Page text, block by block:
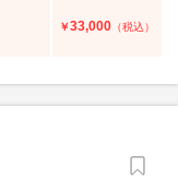
￥33,000 （税込）